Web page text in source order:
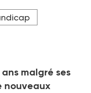
malgré ses
nouveaux